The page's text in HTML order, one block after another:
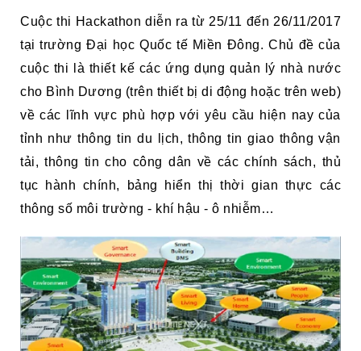
Cuộc thi Hackathon diễn ra từ 25/11 đến 26/11/2017
tại trường Đại học Quốc tế Miền Đông. Chủ đề của
cuộc thi là thiết kế các ứng dụng quản lý nhà nước
cho Bình Dương (trên thiết bị di động hoặc trên web)
về các lĩnh vực phù hợp với yêu cầu hiện nay của
tỉnh như thông tin du lịch, thông tin giao thông vận
tải, thông tin cho công dân về các chính sách, thủ
tục hành chính, bảng hiển thị thời gian thực các
thông số môi trường - khí hậu - ô nhiễm…